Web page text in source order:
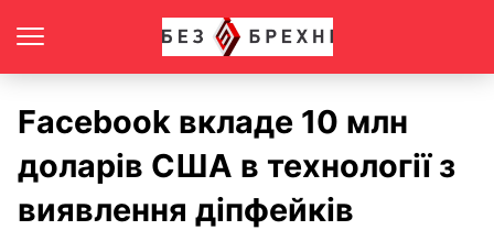
Facebook вкладе 10 млн
доларів США в технології з
виявлення діпфейків